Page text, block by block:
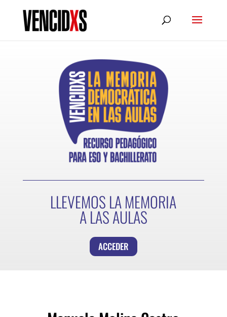
LLEVEMOS LA MEMORIA
A LAS AULAS
ACCEDER